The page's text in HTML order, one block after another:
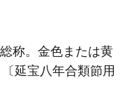
称。金色または黄
延宝八年合類節用